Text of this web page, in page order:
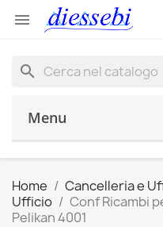

search
Menu
Home Cancelleria e
Ufficio
Conf Ricambi
Pelikan 4001